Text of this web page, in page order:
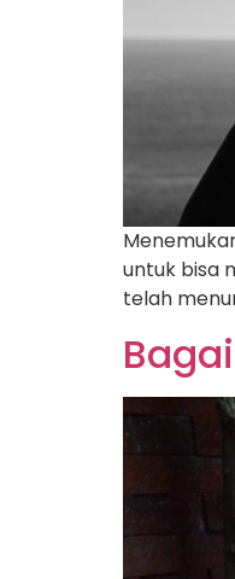
untuk bisa
telah